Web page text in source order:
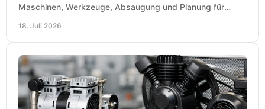
Maschinen, Werkzeuge, Absaugung und Planung für
18. Juli 2026